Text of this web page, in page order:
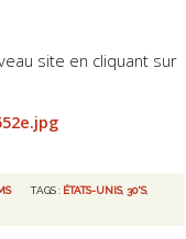
site en cliquant sur
TAGS : ÉTATS-UNIS,30'S,